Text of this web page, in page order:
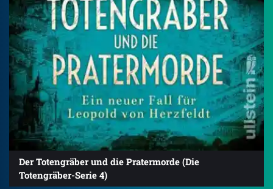
Der Totengräber und die Pratermorde (Die
Totengräber-Serie 4)